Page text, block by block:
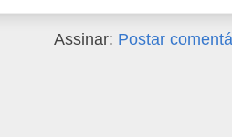
Assinar: Postar